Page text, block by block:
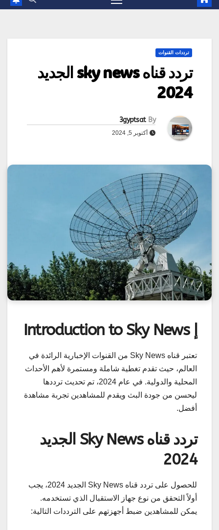
ترددات القنوات
تردد قناه sky news الجديد
2024
By
3gyptsat
أكتوبر 5, 2024
إ Introduction to Sky News
تعتبر قناه Sky News من القنوات الإخبارية الرائدة في
العالم، حيث تقدم تغطية شاملة ومستمرة لأهم الأحداث
المحلية والدولية. في عام 2024، تم تحديث ترددها
ليحسن من جودة البث ويقدم للمشاهدين تجربة مشاهدة
أفضل.
تردد قناه Sky News الجديد
2024
للحصول على تردد قناه Sky News الجديد 2024، يجب
أولاً التحقق من نوع جهاز الاستقبال الذي تستخدمه.
يمكن للمشاهدين ضبط أجهزتهم على الترددات التالية: